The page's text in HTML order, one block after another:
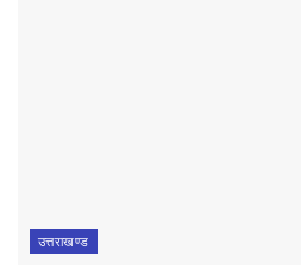
उत्तराखण्ड